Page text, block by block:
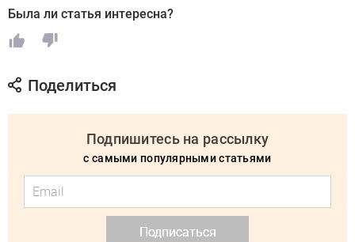
Была ли статья интересна?
Поделиться
Подпишитесь на рассылку
с самыми популярными статьями
Подписаться